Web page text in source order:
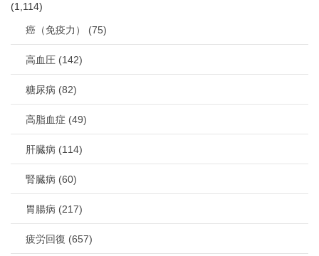
(1,114)
癌（免疫力） (75)
高血圧 (142)
糖尿病 (82)
高脂血症 (49)
肝臓病 (114)
腎臓病 (60)
胃腸病 (217)
疲労回復 (657)